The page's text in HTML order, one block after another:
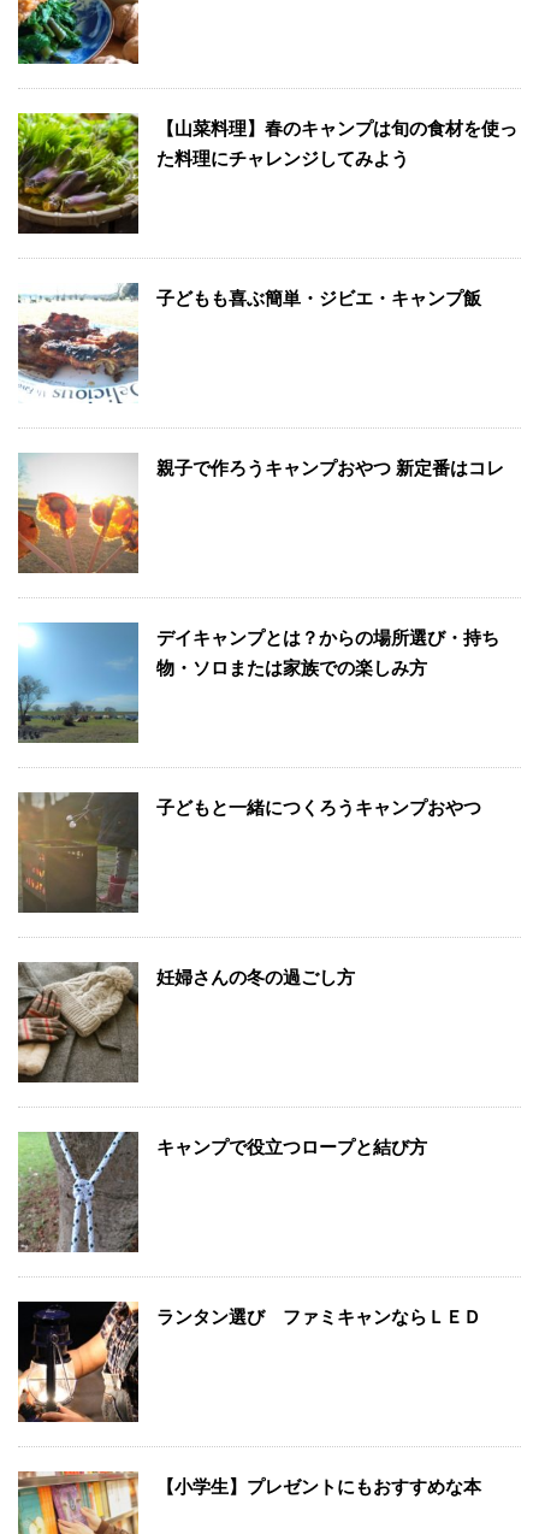
【山菜料理】春のキャンプは旬の食材を使っ
た料理にチャレンジしてみよう
子どもも喜ぶ簡単・ジビエ・キャンプ飯
親子で作ろうキャンプおやつ 新定番はコレ
デイキャンプとは？からの場所選び・持ち
物・ソロまたは家族での楽しみ方
子どもと一緒につくろうキャンプおやつ
妊婦さんの冬の過ごし方
キャンプで役立つロープと結び方
ランタン選び ファミキャンならＬＥＤ
【小学生】プレゼントにもおすすめな本